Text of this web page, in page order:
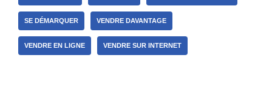
SE DÉMARQUER VENDRE DAVANTAGE
VENDRE EN LIGNE VENDRE SUR INTERNET